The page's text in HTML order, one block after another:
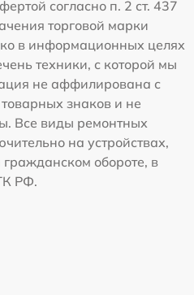
согласно п. 2 ст. 437
торговой марки
в информационных целях
техники, с которой мы
не аффилирована с
знаков и не
Все виды ремонтных
на устройствах,
обороте, в
РФ.